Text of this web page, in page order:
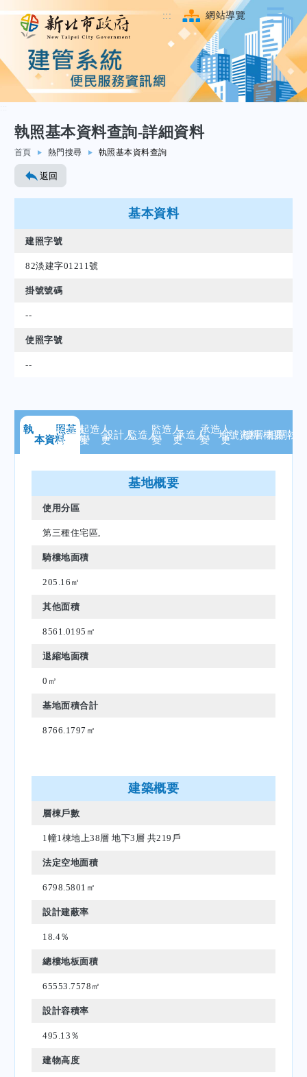
::: 網站導覽
跳至主要內容
執照基本資料查詢-詳細資料
首頁 熱門搜尋 執照基本資料查詢
返回
基本資料
建照字號
82淡建字01211號
掛號號碼
--
使照字號
--
執 照基
本資料
起造人
資 料
起造人
變 更設計人監造人監造人
變 更承造人承造人
變 更
地號資料
樓層概要
相關執
基地概要
使用分區
第三種住宅區,
騎樓地面積
205.16㎡
其他面積
8561.0195㎡
退縮地面積
0㎡
基地面積合計
8766.1797㎡
建築概要
層棟戶數
1幢1棟地上38層 地下3層 共219戶
法定空地面積
6798.5801㎡
設計建蔽率
18.4％
總樓地板面積
65553.7578㎡
設計容積率
495.13％
建物高度